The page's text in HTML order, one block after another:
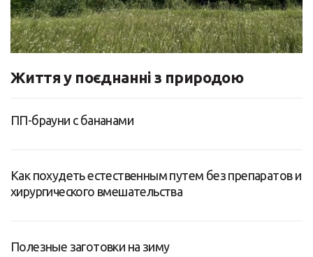
Життя у поєднанні з природою
ПП-брауни с бананами
Как похудеть естественным путем без препаратов и
хирургического вмешательства
Полезные заготовки на зиму